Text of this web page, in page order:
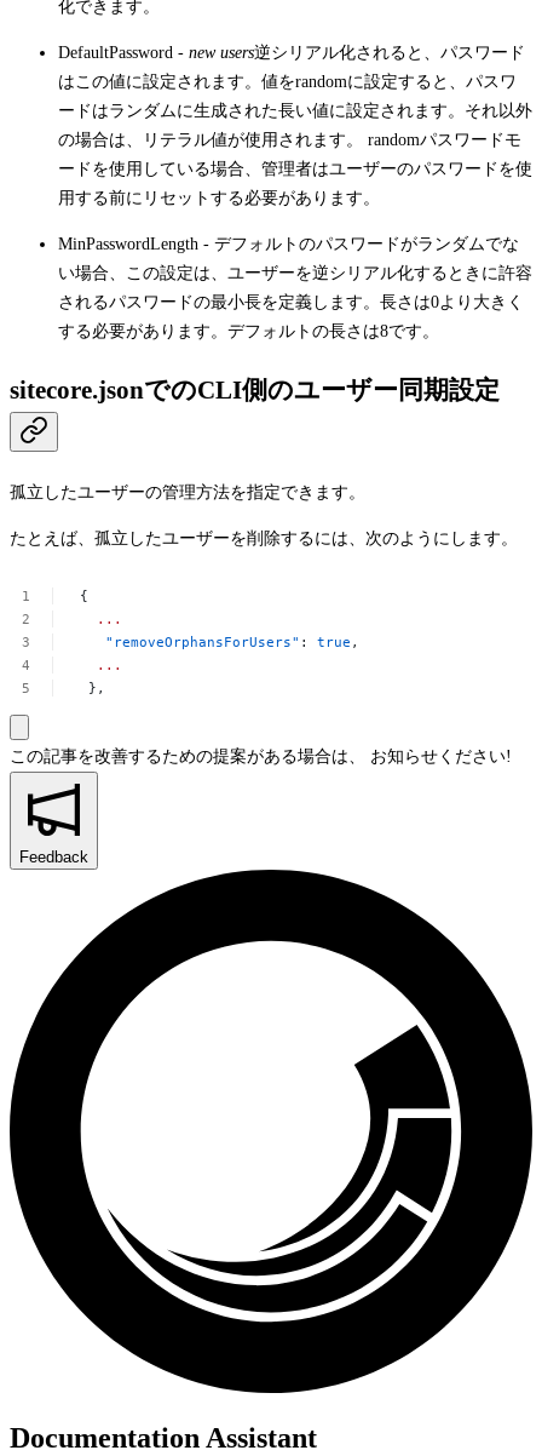
化できます。
DefaultPassword - new users逆シリアル化されると、パスワード
はこの値に設定されます。値をrandomに設定すると、パスワ
ードはランダムに生成された長い値に設定されます。それ以外
の場合は、リテラル値が使用されます。 randomパスワードモ
ードを使用している場合、管理者はユーザーのパスワードを使
用する前にリセットする必要があります。
MinPasswordLength - デフォルトのパスワードがランダムでな
い場合、この設定は、ユーザーを逆シリアル化するときに許容
されるパスワードの最小長を定義します。長さは0より大きく
する必要があります。デフォルトの長さは8です。
sitecore.jsonでのCLI側のユーザー同期設定
孤立したユーザーの管理方法を指定できます。
たとえば、孤立したユーザーを削除するには、次のようにします。
{
...
"removeOrphansForUsers" : true ,
...
},
この記事を改善するための提案がある場合は、 お知らせください!
Feedback
Documentation Assistant